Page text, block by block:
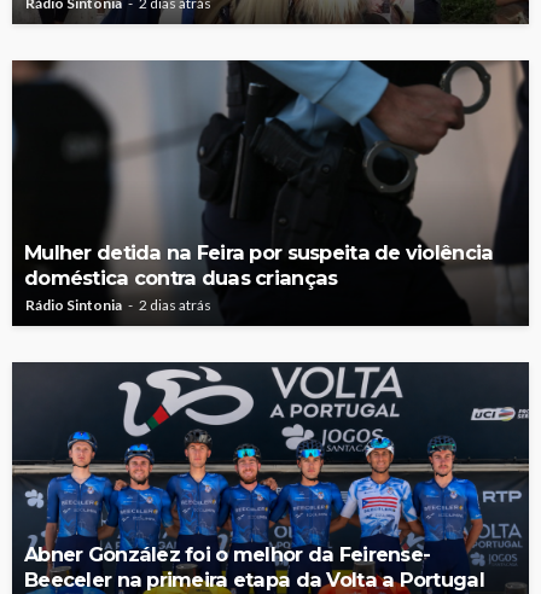
Mulher detida na Feira por suspeita de violência
doméstica contra duas crianças
Rádio Sintonia 2 dias atrás
Abner González foi o melhor da Feirense-
Beeceler na primeira etapa da Volta a Portugal